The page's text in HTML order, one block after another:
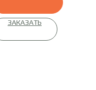
ЗАКАЗАТЬ